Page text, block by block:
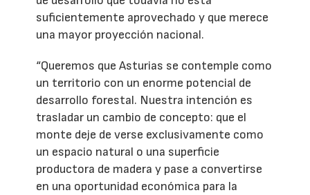
suficientemente aprovechado y que merece
una mayor proyección nacional.
“Queremos que Asturias se contemple como
un territorio con un enorme potencial de
desarrollo forestal. Nuestra intención es
trasladar un cambio de concepto: que el
monte deje de verse exclusivamente como
un espacio natural o una superficie
productora de madera y pase a convertirse
en una oportunidad económica para la